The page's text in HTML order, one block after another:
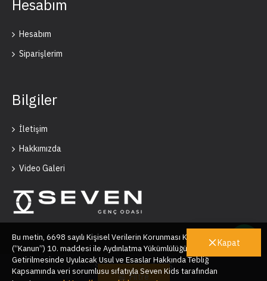
Hesabım
Hesabım
Siparişlerim
Bilgiler
İletişim
Hakkımızda
Video Galeri
Seven Kids © 2025
Kapat
Bu metin, 6698 sayılı Kişisel Verilerin Korunması Kanunu’nun
(“Kanun”) 10. maddesi ile Aydınlatma Yükümlülüğünün Yerine
Getirilmesinde Uyulacak Usul ve Esaslar Hakkında Tebliğ
Kapsamında veri sorumlusu sıfatıyla Seven Kids tarafından
Filtre